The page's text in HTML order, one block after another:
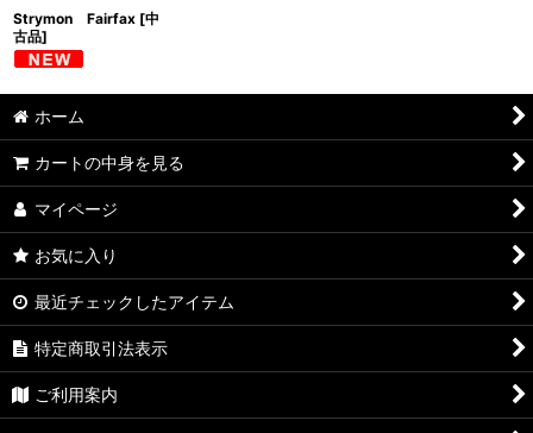
Strymon Fairfax [中
古品]
ホーム
カートの中身を見る
マイページ
お気に入り
最近チェックしたアイテム
特定商取引法表示
ご利用案内